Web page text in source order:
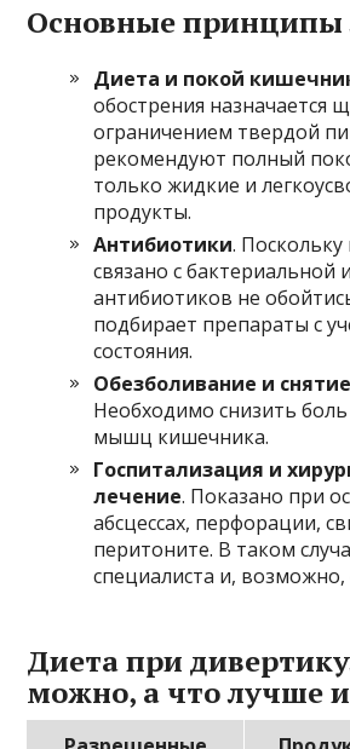
Основные принципы
Диета и покой
обострения назначается
ограничением твердой
рекомендуют полный
только жидкие и
продукты.
Антибиотики.
связано с бактериальной
антибиотиков не
подбирает препараты с
состояния.
Обезболивание и
Необходимо снизить
мышц кишечника.
Госпитализация и
лечение. Показано при
абсцессах, перфорации,
перитоните. В таком
специалиста и,
Диета при
можно, а что лучше